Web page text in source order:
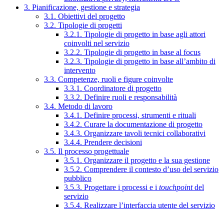
3. Pianificazione, gestione e strategia
3.1. Obiettivi del progetto
3.2. Tipologie di progetti
3.2.1. Tipologie di progetto in base agli attori
coinvolti nel servizio
3.2.2. Tipologie di progetto in base al focus
3.2.3. Tipologie di progetto in base all’ambito di
intervento
3.3. Competenze, ruoli e figure coinvolte
3.3.1. Coordinatore di progetto
3.3.2. Definire ruoli e responsabilità
3.4. Metodo di lavoro
3.4.1. Definire processi, strumenti e rituali
3.4.2. Curare la documentazione di progetto
3.4.3. Organizzare tavoli tecnici collaborativi
3.4.4. Prendere decisioni
3.5. Il processo progettuale
3.5.1. Organizzare il progetto e la sua gestione
3.5.2. Comprendere il contesto d’uso del servizio
pubblico
3.5.3. Progettare i processi e i touchpointdel
servizio
3.5.4. Realizzare l’interfaccia utente del servizio